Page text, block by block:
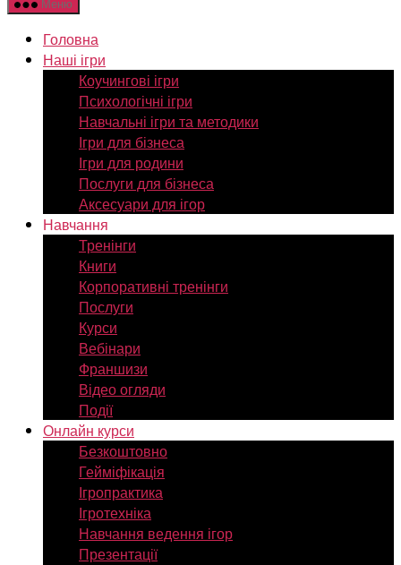
Меню
Головна
Наші ігри
Коучингові ігри
Психологічні ігри
Навчальні ігри та методики
Ігри для бізнеса
Ігри для родини
Послуги для бізнеса
Аксесуари для ігор
Навчання
Тренінги
Книги
Корпоративні тренінги
Послуги
Курси
Вебінари
Франшизи
Відео огляди
Події
Онлайн курси
Безкоштовно
Гейміфікація
Ігропрактика
Ігротехніка
Навчання ведення ігор
Презентації